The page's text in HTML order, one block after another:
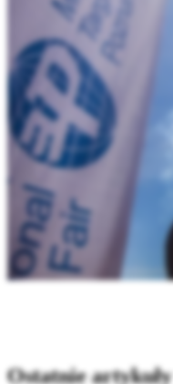
Ostatnie artykuły